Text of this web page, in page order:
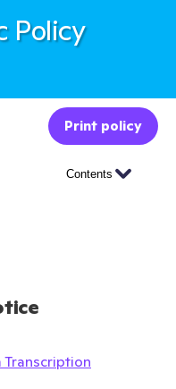
Policy
Print policy
Contents
Transcription